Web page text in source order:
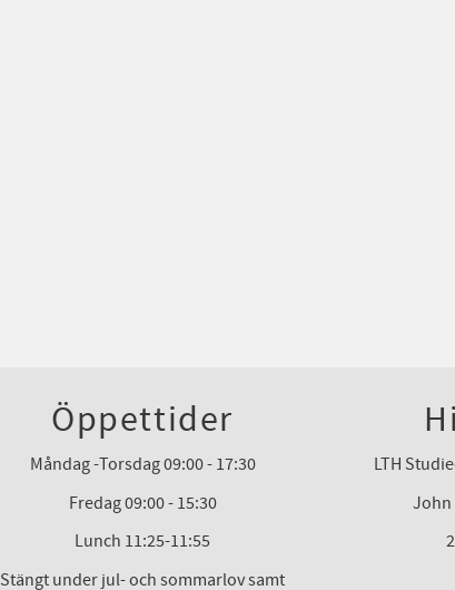
Öppettider
Måndag -Torsdag 09:00 - 17:30
Fredag 09:00 - 15:30
Lunch 11:25-11:55
Stängt under jul- och sommarlov samt
LTH
John